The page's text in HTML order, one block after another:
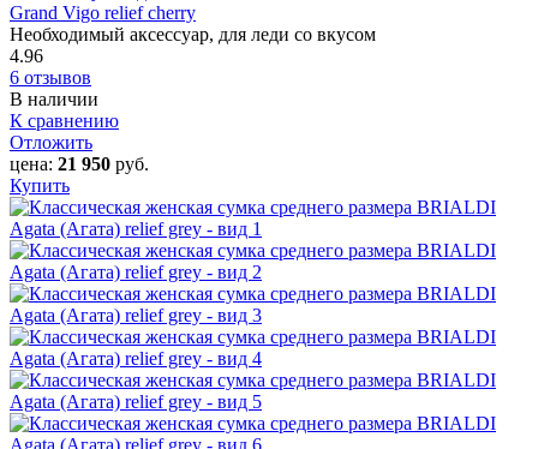
Grand Vigo relief cherry
Необходимый аксессуар, для леди со вкусом
4.96
6 отзывов
В наличии
К сравнению
Отложить
цена: 21 950 руб.
Купить